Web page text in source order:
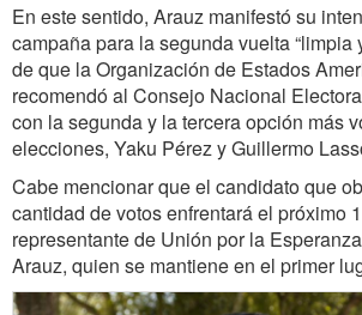
En este sentido, Arauz manifestó su
campaña para la segunda vuelta “limpia
de que la Organización de Estados
recomendó al Consejo Nacional
con la segunda y la tercera opción más
elecciones, Yaku Pérez y Guillermo
Cabe mencionar que el candidato que
cantidad de votos enfrentará el próximo
representante de Unión por la
Arauz, quien se mantiene en el primer